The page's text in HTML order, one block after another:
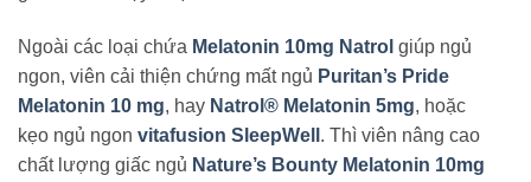
Ngoài các loại chứa Melatonin 10mg Natrol giúp ngủ
ngon, viên cải thiện chứng mất ngủ Puritan’s Pride
Melatonin 10 mg, hay Natrol® Melatonin 5mg, hoặc
kẹo ngủ ngon vitafusion SleepWell . Thì viên nâng cao
chất lượng giấc ngủ Nature’s Bounty Melatonin 10mg